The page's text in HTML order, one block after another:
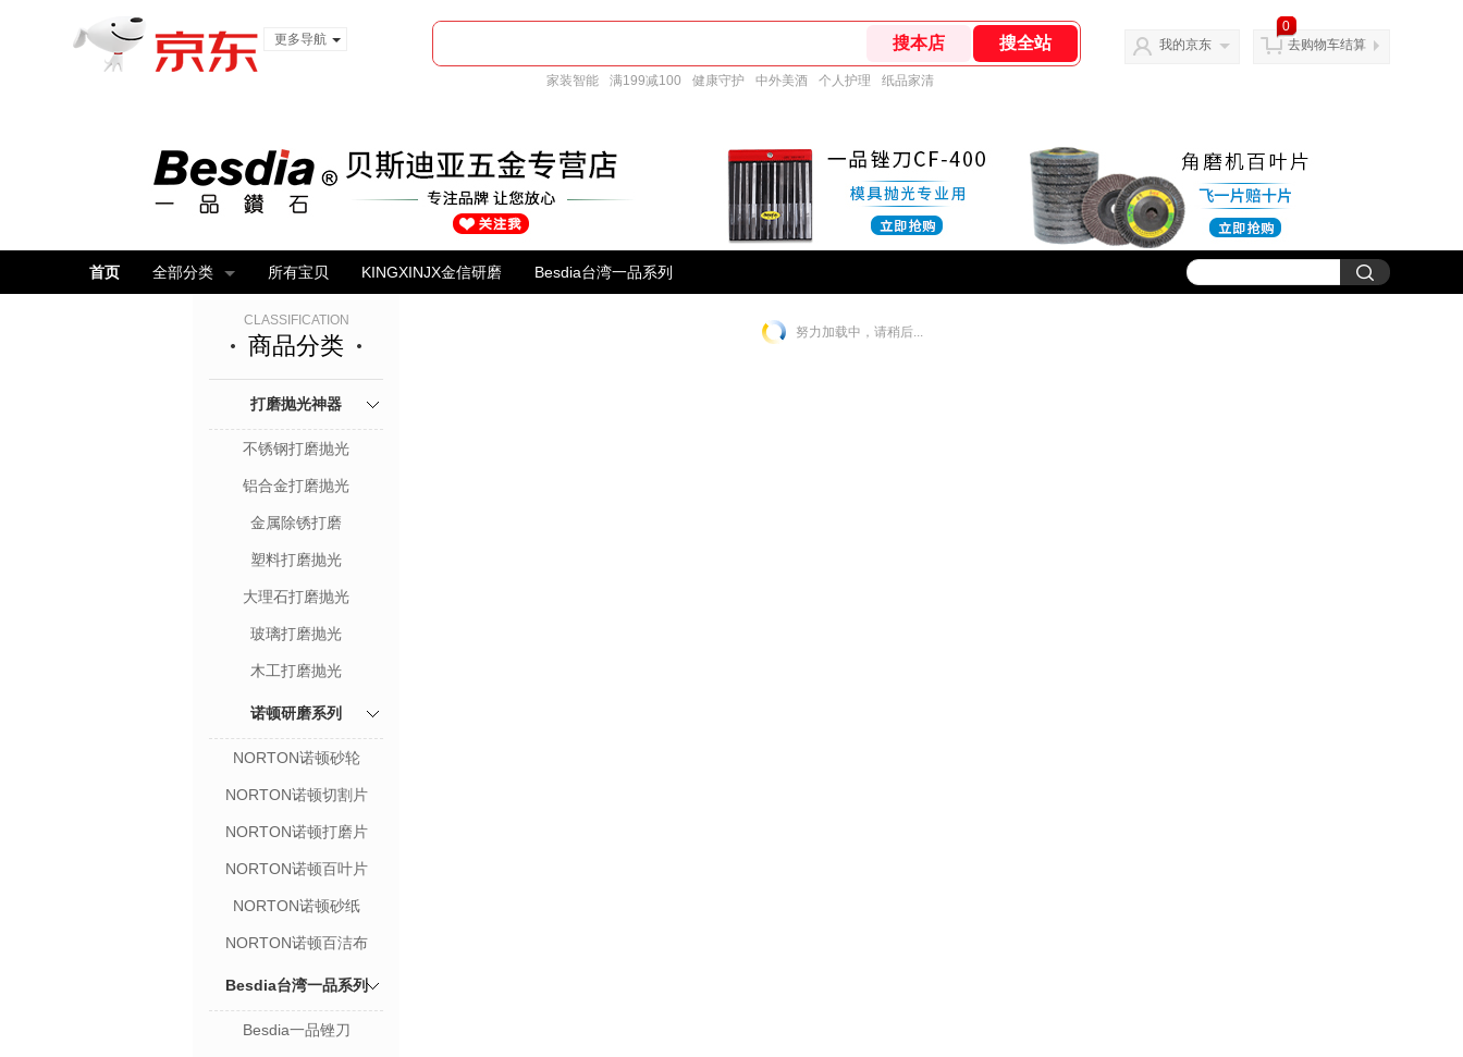
更多导航
家装智能 满199减100 健康守护 中外美酒 个人护理 纸品家清
我的京东
0
去购物车结算
首页 全部分类 所有宝贝 KINGXINJX金信研磨 Besdia台湾一品系列
CLASSIFICATION
商品分类
打磨抛光神器
不锈钢打磨抛光
铝合金打磨抛光
金属除锈打磨
塑料打磨抛光
大理石打磨抛光
玻璃打磨抛光
木工打磨抛光
诺顿研磨系列
NORTON诺顿砂轮
NORTON诺顿切割片
NORTON诺顿打磨片
NORTON诺顿百叶片
NORTON诺顿砂纸
NORTON诺顿百洁布
Besdia台湾一品系列
Besdia一品锉刀
努力加载中，请稍后...